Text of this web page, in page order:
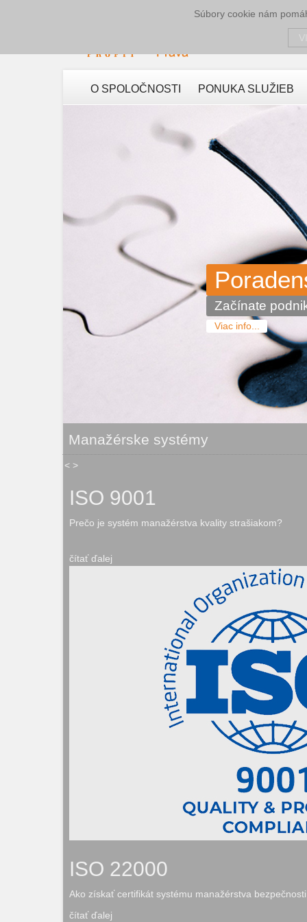
Súbory cookie nám
O SPOLOČNOSTI PONUKA SLUŽIEB
Začínate
Viac info...
Manažérske systémy
< >
ISO 9001
Prečo je systém manažérstva kvality strašiakom?
čítať ďalej
ISO 22000
Ako získať certifikát systému manažérstva
čítať ďalej